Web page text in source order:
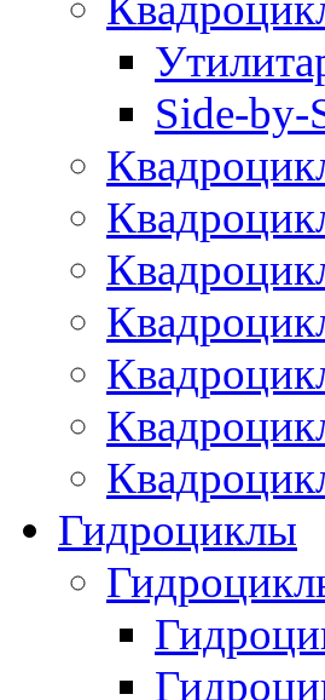
Side-by-
Гидроциклы